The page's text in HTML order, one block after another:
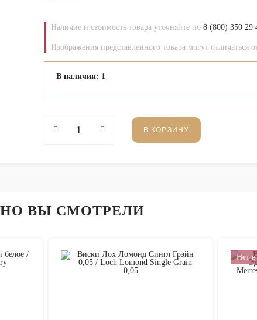
Наличие и стоимость товара уточняйте по 8 (800) 350 29
Изображения представленного товара могут отличаться
В наличии: 1
В КОРЗИНУ
ВЫ СМОТРЕЛИ
Нет